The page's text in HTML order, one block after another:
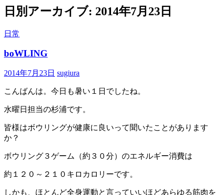
ン
ツ
日別アーカイブ: 2014年7月23日
日常
boWLING
2014年7月23日 sugiura
こんばんは。今日も暑い１日でしたね。
水曜日担当の杉浦です。
皆様はボウリングが健康に良いって聞いたことがあります
か？
ボウリング３ゲーム（約３０分）のエネルギー消費は
約１２０～２１０キロカロリーです。
しかも、ほとんど全身運動と言っていいほどあらゆる筋肉を